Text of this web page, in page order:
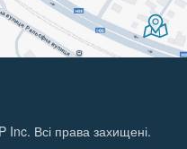
Всі права захищені.